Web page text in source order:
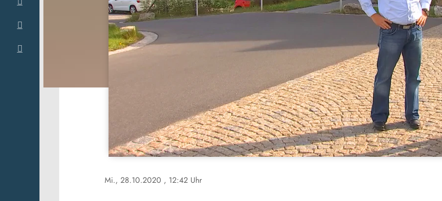
Mi., 28.10.2020 , 12:42 Uhr